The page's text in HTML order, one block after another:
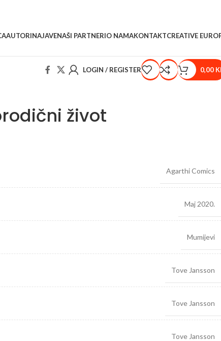
AUTORINAJAVENAŠI PARTNERIO NAMAKONTAKTCREATIVE
LOGIN / REGISTER 0,00
život
Agarthi Comics
Maj 2020.
Mumijevi
Tove Jansson
Tove Jansson
Tove Jansson